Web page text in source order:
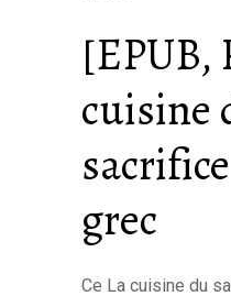
[EPUB,
cuisine
grec
Ce La cuisine du